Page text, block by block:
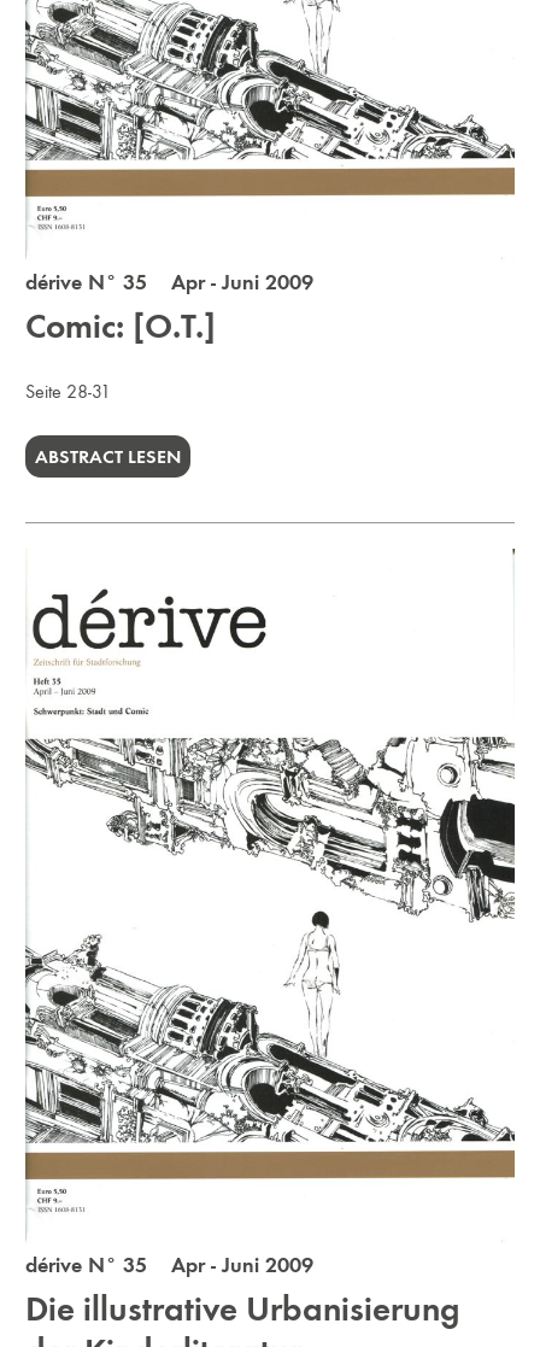
dérive N° 35 Apr - Juni 2009
Comic: [O.T.]
Seite 28-31
ABSTRACT LESEN
dérive N° 35 Apr - Juni 2009
Die illustrative Urbanisierung